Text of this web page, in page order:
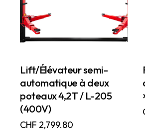
Lift/Élévateur semi-
automatique à deux
poteaux 4,2T / L-205
(400V)
CHF 2,799.80